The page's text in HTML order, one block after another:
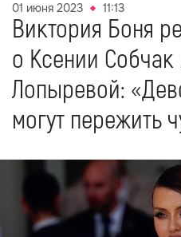
01 июня 2023 11:13
Виктория Боня
о Ксении
Лопыревой:
могут пережить